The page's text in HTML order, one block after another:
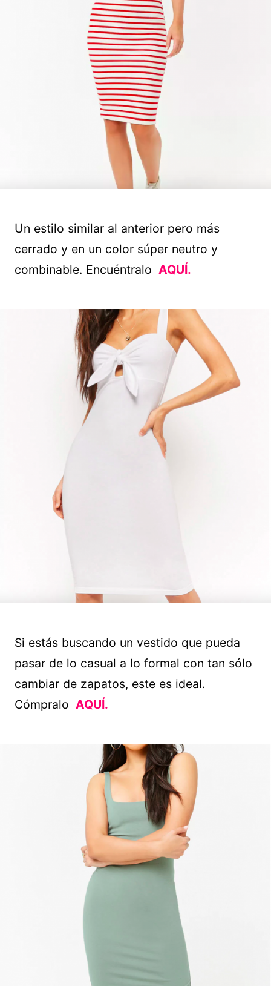
Un estilo similar al anterior pero más
cerrado y en un color súper neutro y
combinable. Encuéntralo AQUÍ.
Si estás buscando un vestido que pueda
pasar de lo casual a lo formal con tan sólo
cambiar de zapatos, este es ideal.
Cómpralo AQUÍ.